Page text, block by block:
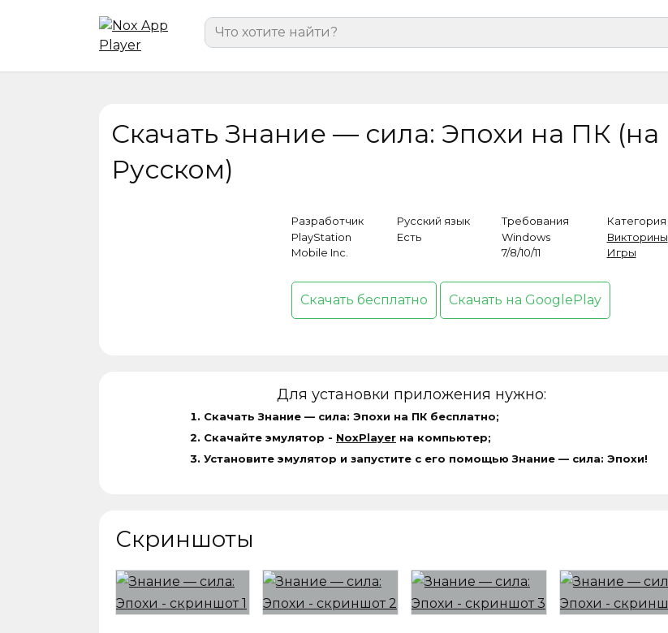
Search
for:
Скачать Знание — сила: Эпохи на ПК (на
Русском)
Разработчик
PlayStation
Mobile Inc.
Русский язык
Есть
Требования
Windows
7/8/10/11
Категория
Викторины
Игры
Скачать бесплатно Скачать на GooglePlay
Для установки приложения нужно:
Скачать Знание — сила: Эпохи на ПК бесплатно;
Скачайте эмулятор - NoxPlayer на компьютер;
Установите эмулятор и запустите с его помощью Знание — сила: Эпохи!
Скриншоты